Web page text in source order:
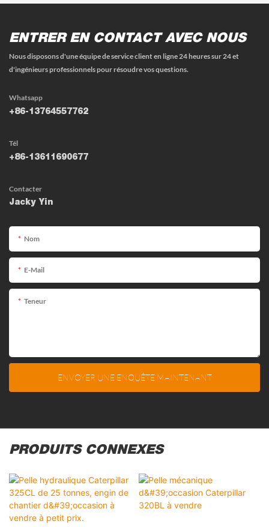
ENTRER EN CONTACT AVEC NOUS
Nous disposons d'une équipe de service client en ligne 24 heures sur 24 et
d'ingénieurs professionnels pour résoudre vos questions.
Whatsapp
+86-13764557762
Tél
+86-13611690677
Contacter
Jacky Yin
Nom
E-Mail
Teneur
ENVOYER UNE ENQUÊTE MAINTENANT
PRODUITS CONNEXES